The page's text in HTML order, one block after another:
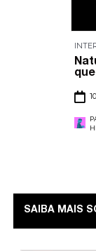
SAIBA MAIS